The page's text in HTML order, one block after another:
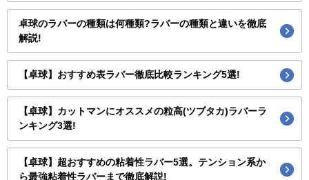
卓球のラバーの種類は何種類?ラバーの種類と違いを徹底
解説!
【卓球】おすすめ表ラバー徹底比較ランキング5選!
【卓球】カットマンにオススメの粒高(ツブタカ)ラバーラ
ンキング3選!
【卓球】超おすすめの粘着性ラバー5選。テンション系か
ら最強粘着性ラバーまで徹底解説!